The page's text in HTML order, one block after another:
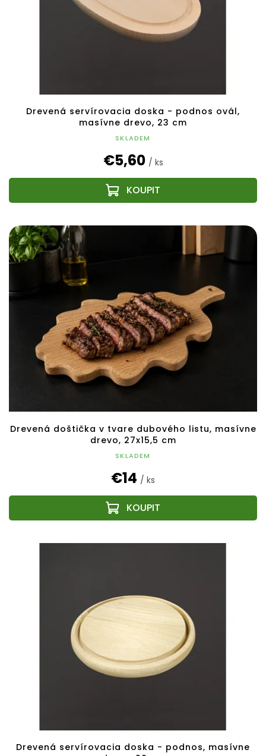
Drevená servírovacia doska - podnos ovál,
masívne drevo, 23 cm
SKLADEM
€5,60 / ks
Drevená doštička v tvare dubového listu, masívne
drevo, 27x15,5 cm
SKLADEM
€14 / ks
Drevená servírovacia doska - podnos, masívne